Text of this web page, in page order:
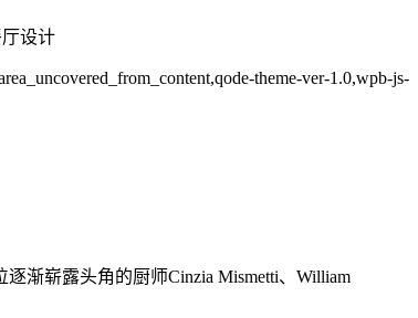
设计
theme-ver-1.0,wpb-js-
渐崭露头角的厨师Cinzia Mismetti、William